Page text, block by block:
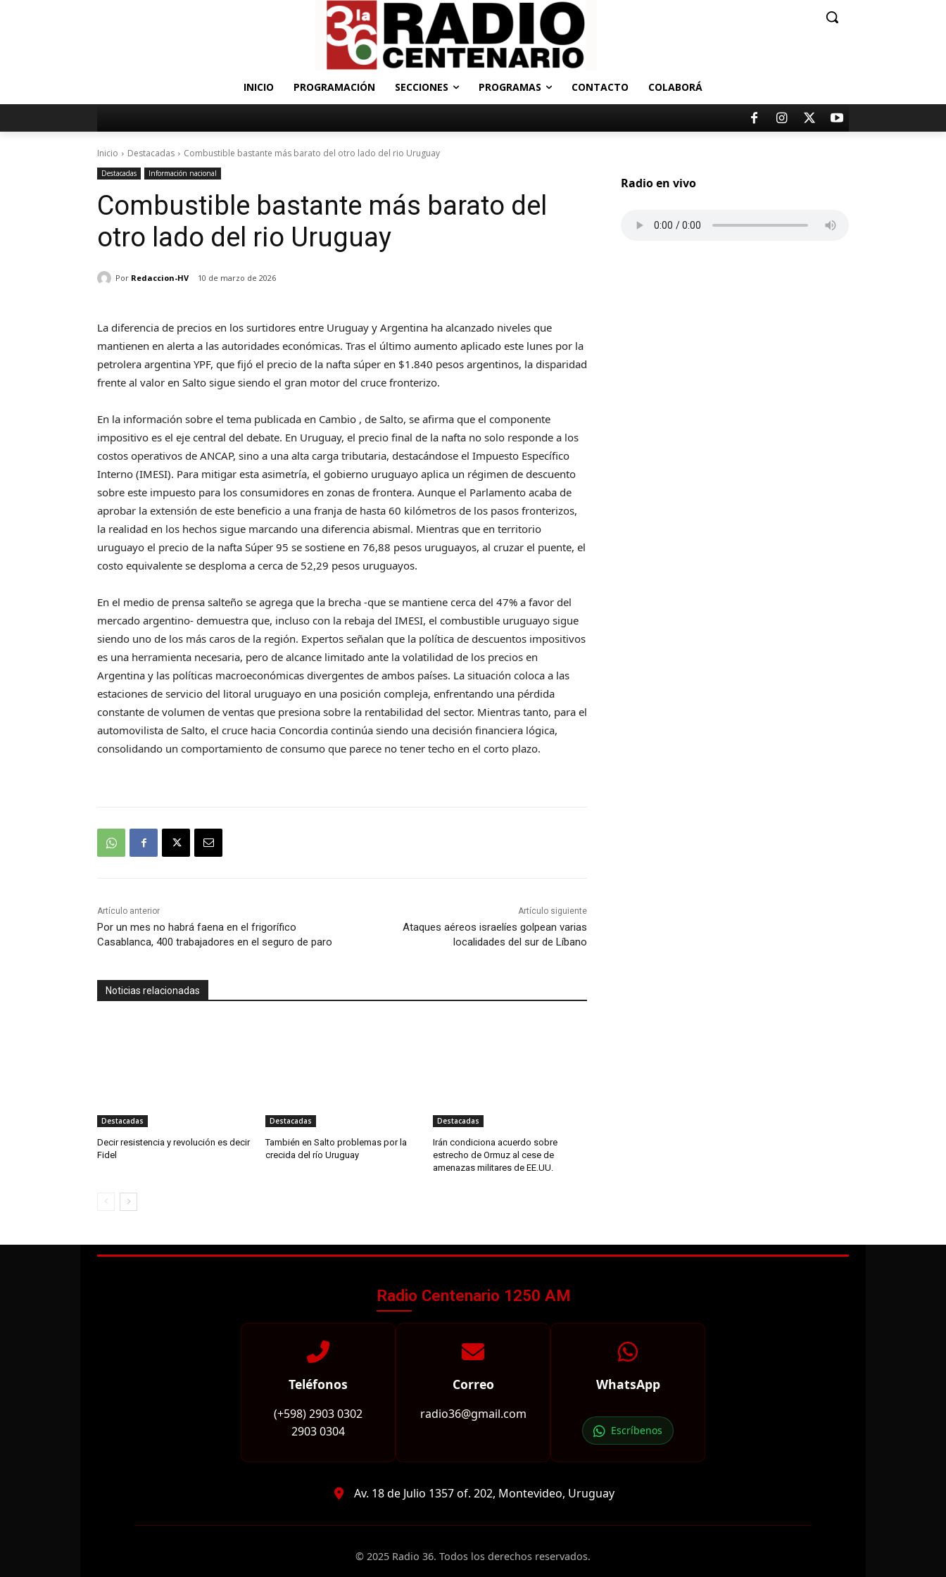
INICIO PROGRAMACIÓN SECCIONES PROGRAMAS CONTACTO COLABORÁ
Inicio Destacadas Combustible bastante más barato del otro lado del rio Uruguay
Destacadas Información nacional
Combustible bastante más barato del
otro lado del rio Uruguay
Por Redaccion-HV 10 de marzo de 2026
La diferencia de precios en los surtidores entre Uruguay y Argentina ha alcanzado niveles que
mantienen en alerta a las autoridades económicas. Tras el último aumento aplicado este lunes por la
petrolera argentina YPF, que fijó el precio de la nafta súper en $1.840 pesos argentinos, la disparidad
frente al valor en Salto sigue siendo el gran motor del cruce fronterizo.
En la información sobre el tema publicada en Cambio , de Salto, se afirma que el componente
impositivo es el eje central del debate. En Uruguay, el precio final de la nafta no solo responde a los
costos operativos de ANCAP, sino a una alta carga tributaria, destacándose el Impuesto Específico
Interno (IMESI). Para mitigar esta asimetría, el gobierno uruguayo aplica un régimen de descuento
sobre este impuesto para los consumidores en zonas de frontera. Aunque el Parlamento acaba de
aprobar la extensión de este beneficio a una franja de hasta 60 kilómetros de los pasos fronterizos,
la realidad en los hechos sigue marcando una diferencia abismal. Mientras que en territorio
uruguayo el precio de la nafta Súper 95 se sostiene en 76,88 pesos uruguayos, al cruzar el puente, el
costo equivalente se desploma a cerca de 52,29 pesos uruguayos.
En el medio de prensa salteño se agrega que la brecha -que se mantiene cerca del 47% a favor del
mercado argentino- demuestra que, incluso con la rebaja del IMESI, el combustible uruguayo sigue
siendo uno de los más caros de la región. Expertos señalan que la política de descuentos impositivos
es una herramienta necesaria, pero de alcance limitado ante la volatilidad de los precios en
Argentina y las políticas macroeconómicas divergentes de ambos países. La situación coloca a las
estaciones de servicio del litoral uruguayo en una posición compleja, enfrentando una pérdida
constante de volumen de ventas que presiona sobre la rentabilidad del sector. Mientras tanto, para el
automovilista de Salto, el cruce hacia Concordia continúa siendo una decisión financiera lógica,
consolidando un comportamiento de consumo que parece no tener techo en el corto plazo.
Artículo anterior
Por un mes no habrá faena en el frigorífico
Casablanca, 400 trabajadores en el seguro de paro
Artículo siguiente
Ataques aéreos israelíes golpean varias
localidades del sur de Líbano
Noticias relacionadas
Destacadas
Decir resistencia y revolución es decir
Fidel
Destacadas
También en Salto problemas por la
crecida del río Uruguay
Destacadas
Irán condiciona acuerdo sobre
estrecho de Ormuz al cese de
amenazas militares de EE.UU.
Radio en vivo
Radio Centenario 1250 AM
Teléfonos
(+598) 2903 0302
2903 0304
Correo
radio36@gmail.com
WhatsApp
Escríbenos
Av. 18 de Julio 1357 of. 202, Montevideo, Uruguay
© 2025 Radio 36. Todos los derechos reservados.